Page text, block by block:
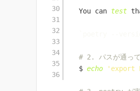
You can test
# 2. パスが通って
$ echo 'export